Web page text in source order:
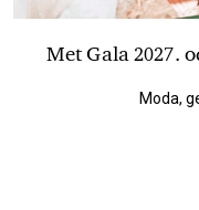
Met Gala 2027.
Moda,